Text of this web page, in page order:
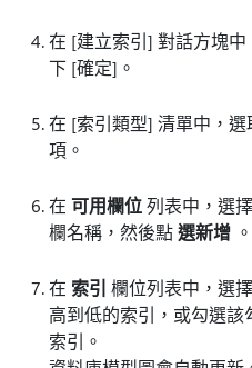
在 [建立索引] 對話方塊
下 [確定] 。
在 [索引類型] 清單中，
項。
在 可用欄位列表中，選
欄名稱，然後點選新增 。
在 索引 欄位列表中，選擇
高到低的索引，或勾選
索引。